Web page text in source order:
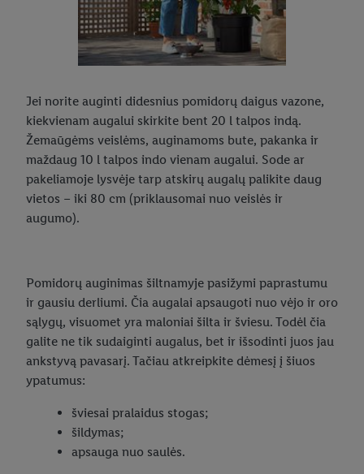
Jei norite auginti didesnius pomidorų daigus vazone,
kiekvienam augalui skirkite bent 20 l talpos indą.
Žemaūgėms veislėms, auginamoms bute, pakanka ir
maždaug 10 l talpos indo vienam augalui. Sode ar
pakeliamoje lysvėje tarp atskirų augalų palikite daug
vietos – iki 80 cm (priklausomai nuo veislės ir
augumo).
Pomidorų auginimas šiltnamyje pasižymi paprastumu
ir gausiu derliumi. Čia augalai apsaugoti nuo vėjo ir oro
sąlygų, visuomet yra maloniai šilta ir šviesu. Todėl čia
galite ne tik sudaiginti augalus, bet ir išsodinti juos jau
ankstyvą pavasarį. Tačiau atkreipkite dėmesį į šiuos
ypatumus:
šviesai pralaidus stogas;
šildymas;
apsauga nuo saulės.